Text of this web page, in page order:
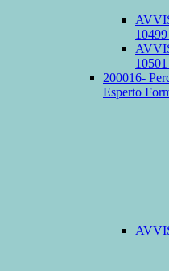
200016-
Esperto